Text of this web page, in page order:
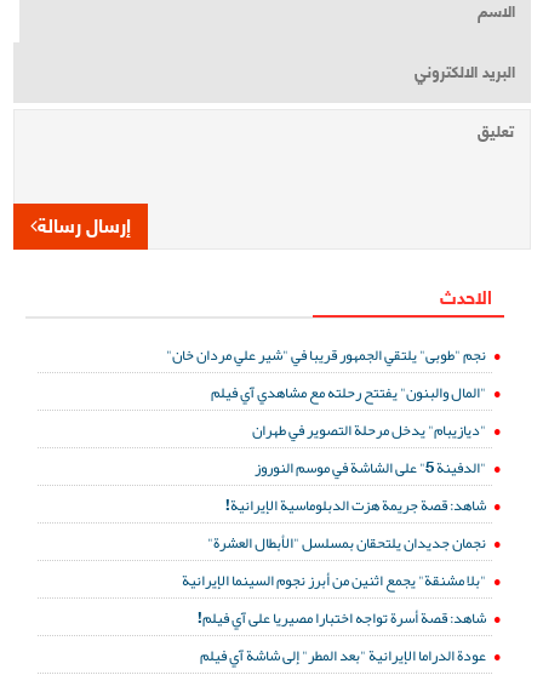
إرسال رسالة
الاحدث
نجم "طوبى" يلتقي الجمهور قريبا في "شير علي مردان خان"
"المال والبنون" يفتتح رحلته مع مشاهدي آي فيلم
"ديازيبام" يدخل مرحلة التصوير في طهران
"الدفينة 5" على الشاشة في موسم النوروز
شاهد: قصة جريمة هزت الدبلوماسية الإيرانية!
نجمان جديدان يلتحقان بمسلسل "الأبطال العشرة"
"بلا مشنقة" يجمع اثنين من أبرز نجوم السينما الإيرانية
شاهد: قصة أسرة تواجه اختبارا مصيريا على آي فيلم!
عودة الدراما الإيرانية "بعد المطر" إلى شاشة آي فيلم